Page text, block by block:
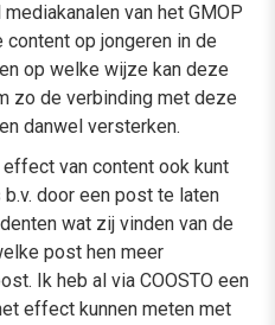
van het GMOP
op jongeren in de
op welke wijze kan deze
zo de verbinding met deze
danwel versterken.
effect van content ook kunt
door een post te laten
wat zij vinden van de
post hen meer
Ik heb al via COOSTO een
effect kunnen meten met